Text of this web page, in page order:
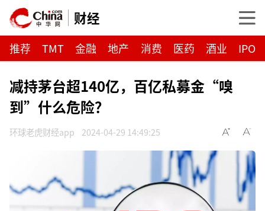
财经
推荐 TMT 金融 地产 消费 医药 酒业 IPO
减持茅台超140亿，百亿私募金“嗅
到”什么危险？
环球老虎财经app 2024-04-29 14:49:25